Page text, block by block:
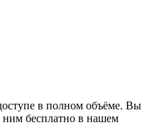
в полном объёме. Вы
ним бесплатно в нашем